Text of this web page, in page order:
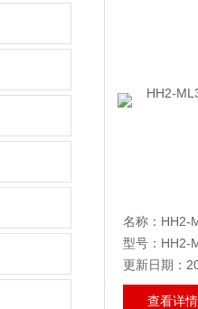
型号：HH2-
更新日期：
查看详情